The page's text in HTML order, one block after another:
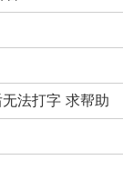
法打字 求帮助